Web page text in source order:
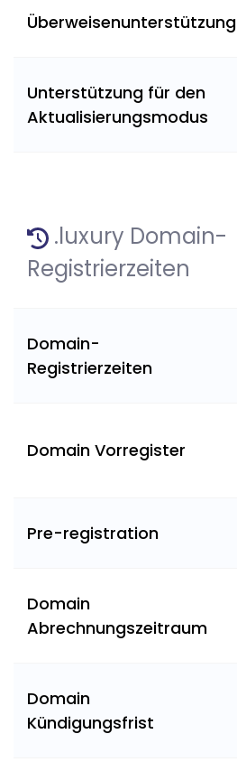
Überweisenunterstützung
Unterstützung für den
Aktualisierungsmodus
.luxury Domain-
Registrierzeiten
Domain-
Registrierzeiten
Domain Vorregister
Pre-registration
Domain
Abrechnungszeitraum
Domain
Kündigungsfrist